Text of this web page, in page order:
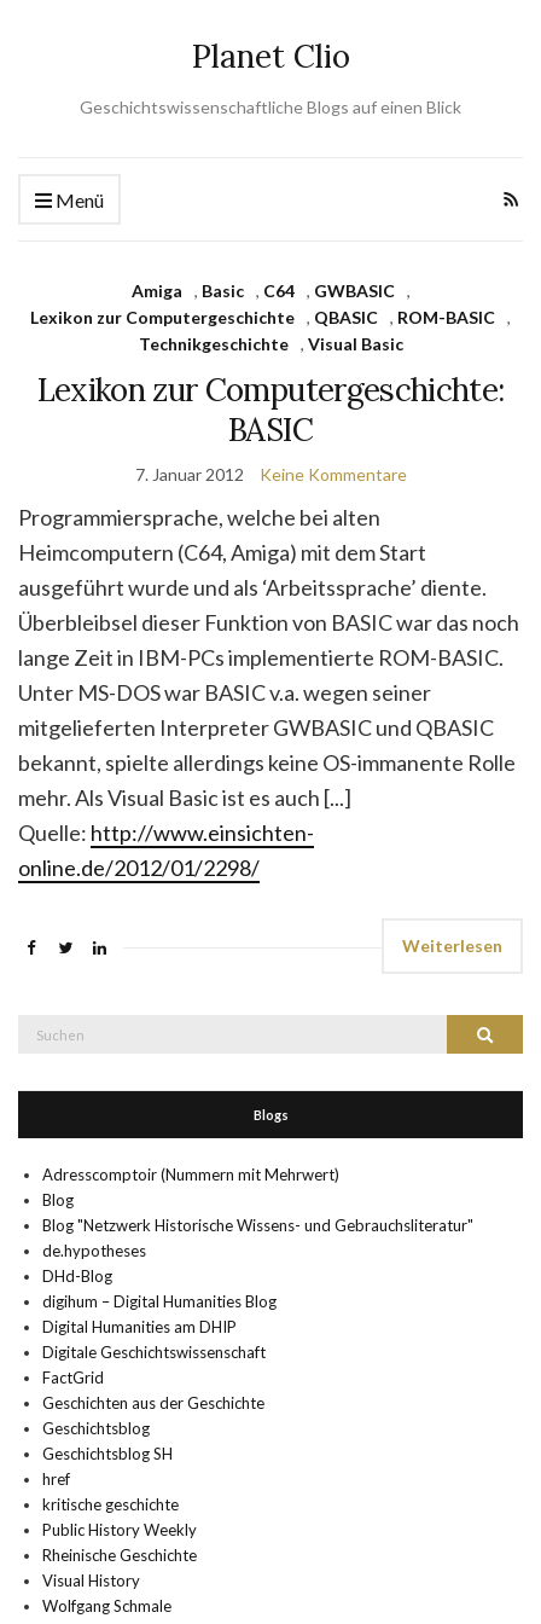
Planet Clio
Geschichtswissenschaftliche Blogs auf einen Blick
Menü
Amiga , Basic , C64 , GWBASIC
,
Lexikon zur Computergeschichte , QBASIC , ROM-BASIC ,
Technikgeschichte
, Visual Basic
Lexikon zur Computergeschichte:
BASIC
7. Januar 2012 Keine Kommentare
Programmiersprache, welche bei alten
Heimcomputern (C64, Amiga) mit dem Start
ausgeführt wurde und als ‘Arbeitssprache’ diente.
Überbleibsel dieser Funktion von BASIC war das noch
lange Zeit in IBM-PCs implementierte ROM-BASIC.
Unter MS-DOS war BASIC v.a. wegen seiner
mitgelieferten Interpreter GWBASIC und QBASIC
bekannt, spielte allerdings keine OS-immanente Rolle
mehr. Als Visual Basic ist es auch [...]
Quelle: http://www.einsichten-
online.de/2012/01/2298/
Weiterlesen
Suchen
Blogs
Adresscomptoir (Nummern mit Mehrwert)
Blog
Blog "Netzwerk Historische Wissens- und Gebrauchsliteratur"
de.hypotheses
DHd-Blog
digihum – Digital Humanities Blog
Digital Humanities am DHIP
Digitale Geschichtswissenschaft
FactGrid
Geschichten aus der Geschichte
Geschichtsblog
Geschichtsblog SH
href
kritische geschichte
Public History Weekly
Rheinische Geschichte
Visual History
Wolfgang Schmale